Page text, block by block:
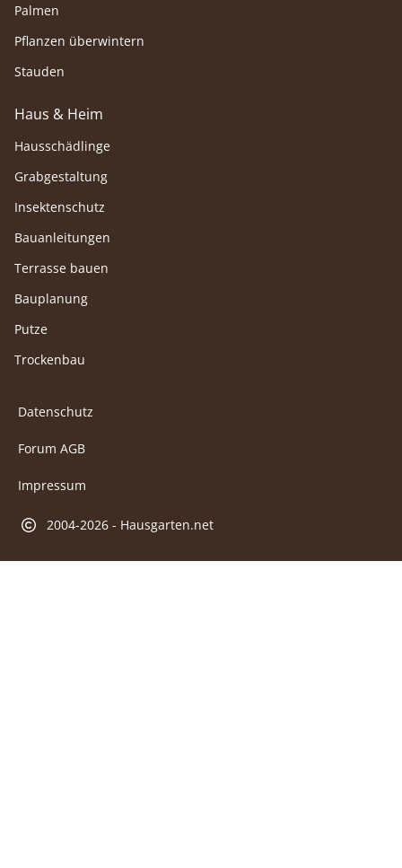
Palmen
Pflanzen überwintern
Stauden
Haus & Heim
Hausschädlinge
Grabgestaltung
Insektenschutz
Bauanleitungen
Terrasse bauen
Bauplanung
Putze
Trockenbau
Datenschutz
Forum AGB
Impressum
2004-2026 - Hausgarten.net